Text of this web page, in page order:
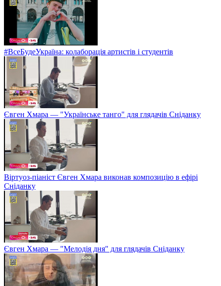
#ВсеБудеУкраїна: колаборація артистів і студентів
Євген Хмара — "Українське танго" для глядачів Сніданку
Віртуоз-піаніст Євген Хмара виконав композицію в ефірі
Сніданку
Євген Хмара — "Мелодія дня" для глядачів Сніданку